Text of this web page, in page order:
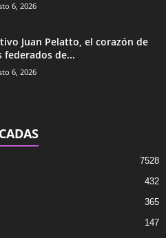
6, 2026
Juan Pelatto, el corazón de
federados de...
6, 2026
7528
432
365
147